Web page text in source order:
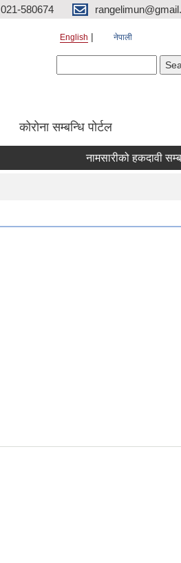
021-580674
English नेपाली
कोरोना सम्बन्धि पोर्टल
नामसारीको हकदावी सम्बन्धि